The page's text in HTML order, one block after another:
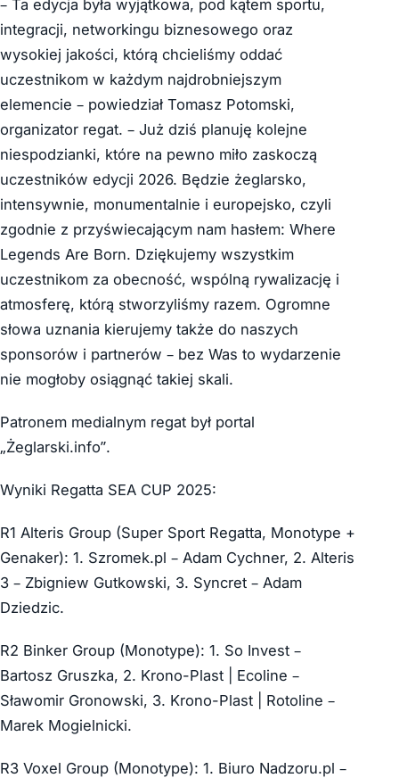
– Ta edycja była wyjątkowa, pod kątem sportu,
integracji, networkingu biznesowego oraz
wysokiej jakości, którą chcieliśmy oddać
uczestnikom w każdym najdrobniejszym
elemencie – powiedział Tomasz Potomski,
organizator regat. – Już dziś planuję kolejne
niespodzianki, które na pewno miło zaskoczą
uczestników edycji 2026. Będzie żeglarsko,
intensywnie, monumentalnie i europejsko, czyli
zgodnie z przyświecającym nam hasłem: Where
Legends Are Born. Dziękujemy wszystkim
uczestnikom za obecność, wspólną rywalizację i
atmosferę, którą stworzyliśmy razem. Ogromne
słowa uznania kierujemy także do naszych
sponsorów i partnerów – bez Was to wydarzenie
nie mogłoby osiągnąć takiej skali.
Patronem medialnym regat był portal
„Żeglarski.info”.
Wyniki Regatta SEA CUP 2025:
R1 Alteris Group (Super Sport Regatta, Monotype +
Genaker): 1. Szromek.pl – Adam Cychner, 2. Alteris
3 – Zbigniew Gutkowski, 3. Syncret – Adam
Dziedzic.
R2 Binker Group (Monotype): 1. So Invest –
Bartosz Gruszka, 2. Krono-Plast | Ecoline –
Sławomir Gronowski, 3. Krono-Plast | Rotoline –
Marek Mogielnicki.
R3 Voxel Group (Monotype): 1. Biuro Nadzoru.pl –